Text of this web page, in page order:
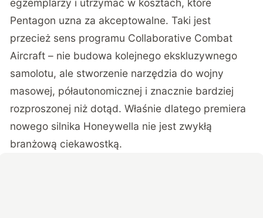
egzemplarzy i utrzymać w kosztach, które
Pentagon uzna za akceptowalne. Taki jest
przecież sens programu Collaborative Combat
Aircraft – nie budowa kolejnego ekskluzywnego
samolotu, ale stworzenie narzędzia do wojny
masowej, półautonomicznej i znacznie bardziej
rozproszonej niż dotąd. Właśnie dlatego premiera
nowego silnika Honeywella nie jest zwykłą
branżową ciekawostką.